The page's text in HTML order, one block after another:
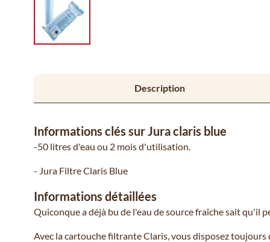
Description
Informations clés sur Jura claris blue
-50 litres d'eau ou 2 mois d'utilisation.
- Jura Filtre Claris Blue
Informations détaillées
Quiconque a déjà bu de l'eau de source fraîche sait
Avec la cartouche filtrante Claris, vous disposez